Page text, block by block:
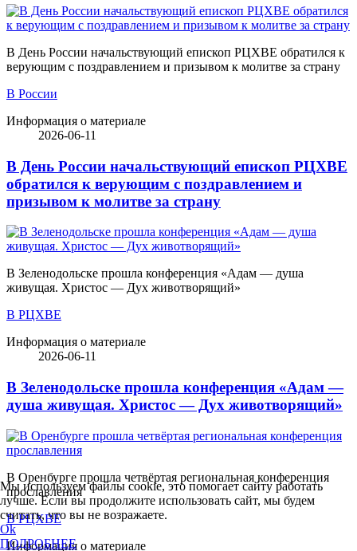
В День России начальствующий епископ РЦХВЕ обратился к
верующим с поздравлением и призывом к молитве за страну
В России
Информация о материале
2026-06-11
В День России начальствующий епископ РЦХВЕ
обратился к верующим с поздравлением и
призывом к молитве за страну
В Зеленодольске прошла конференция «Адам — душа
живущая. Христос — Дух животворящий»
В РЦХВЕ
Информация о материале
2026-06-11
В Зеленодольске прошла конференция «Адам —
душа живущая. Христос — Дух животворящий»
В Оренбурге прошла четвёртая региональная конференция
прославления
В РЦХВЕ
Информация о материале
Мы используем файлы cookie, это помогает сайту работать
лучше. Если вы продолжите использовать сайт, мы будем
считать, что вы не возражаете.
Ok
ПОДРОБНЕЕ